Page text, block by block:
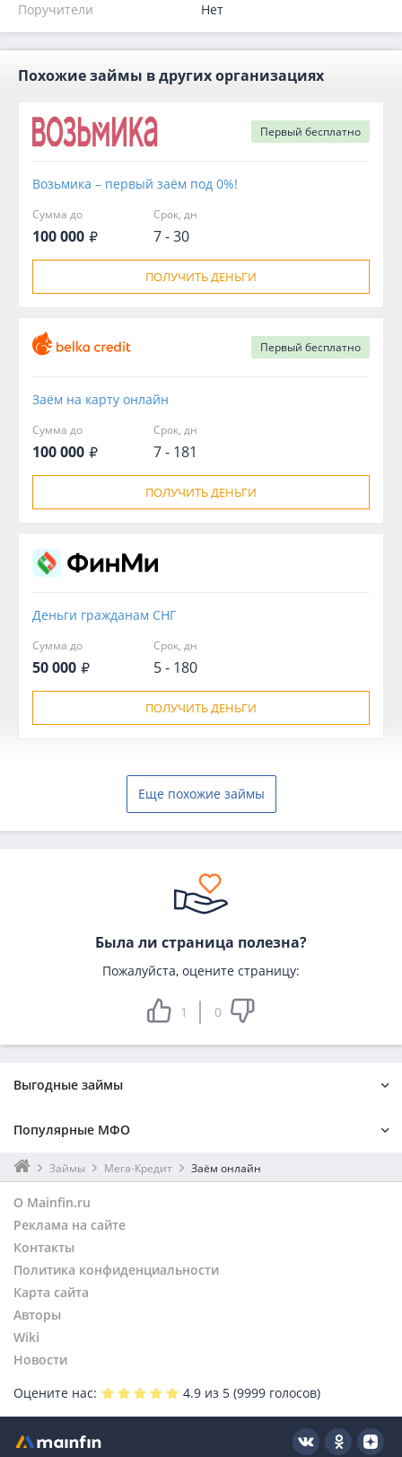
Поручители Нет
Похожие займы в других организациях
Первый бесплатно
Возьмика – первый заём под 0%!
Сумма до
100 000
Срок, дн
7 - 30
ПОЛУЧИТЬ ДЕНЬГИ
Первый бесплатно
Заём на карту онлайн
Сумма до
100 000
Срок, дн
7 - 181
ПОЛУЧИТЬ ДЕНЬГИ
Деньги гражданам СНГ
Сумма до
50 000
Срок, дн
5 - 180
ПОЛУЧИТЬ ДЕНЬГИ
Еще похожие займы
Была ли страница полезна?
Пожалуйста, оцените страницу:
1 0
Выгодные займы
Мгновенный
На Киви
Наличными
На карту
Без процентов
Без поручителей
Без отказа
По паспорту
Популярные МФО
Лайм-займ
Турбозайм
Онзаем
Займер
Веб-займ
До зарплаты
Kviku
Монеткин
Займы Мега-Кредит Заём онлайн
О Mainfin.ru
Реклама на сайте
Контакты
Политика конфиденциальности
Карта сайта
Авторы
Wiki
Новости
Оцените нас:
4.9 из 5 (9999 голосов)